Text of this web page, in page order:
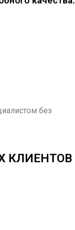
без
КЛИЕНТОВ